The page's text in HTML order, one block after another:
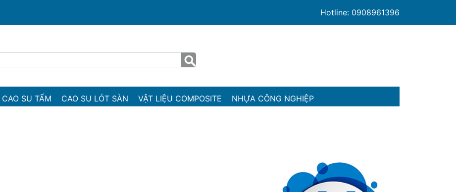
Hotline: 0908961396
CAO SU TẤM CAO SU LÓT SÀN VẬT LIỆU COMPOSITE NHỰA CÔNG NGHIỆP